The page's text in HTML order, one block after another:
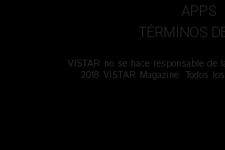
APPS
TÉRMINOS
VISTAR no se hace responsable de
2018 VISTAR Magazine. Todos